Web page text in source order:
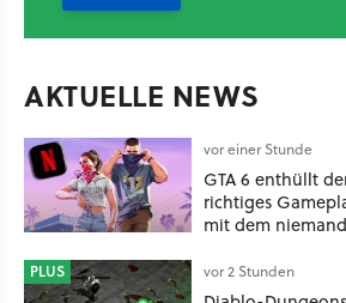
AKTUELLE NEWS
vor einer Stunde
GTA 6 enthüllt
richtiges
mit dem
PLUS vor 2 Stunden